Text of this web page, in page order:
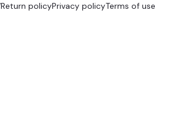
Return policyPrivacy policyTerms of use